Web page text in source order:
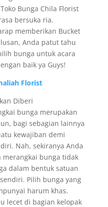
Bunga Chila Florist
bersuka ria.
memberikan Bucket
Anda patut tahu
bunga untuk acara
baik ya Guys!
Florist
Diberi
bunga merupakan
bagi sebagian lainnya
kewajiban demi
Nah, sekiranya Anda
merangkai bunga tidak
dalam bentuk satuan
Pilih bunga yang
harum khas.
lecet di bagian kelopak